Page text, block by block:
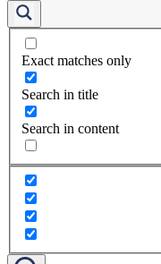
Exact matches only
Search in title
Search in content